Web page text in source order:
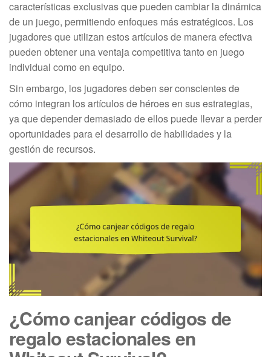
características exclusivas que pueden cambiar la dinámica
de un juego, permitiendo enfoques más estratégicos. Los
jugadores que utilizan estos artículos de manera efectiva
pueden obtener una ventaja competitiva tanto en juego
individual como en equipo.
Sin embargo, los jugadores deben ser conscientes de
cómo integran los artículos de héroes en sus estrategias,
ya que depender demasiado de ellos puede llevar a perder
oportunidades para el desarrollo de habilidades y la
gestión de recursos.
¿Cómo canjear códigos de
regalo estacionales en